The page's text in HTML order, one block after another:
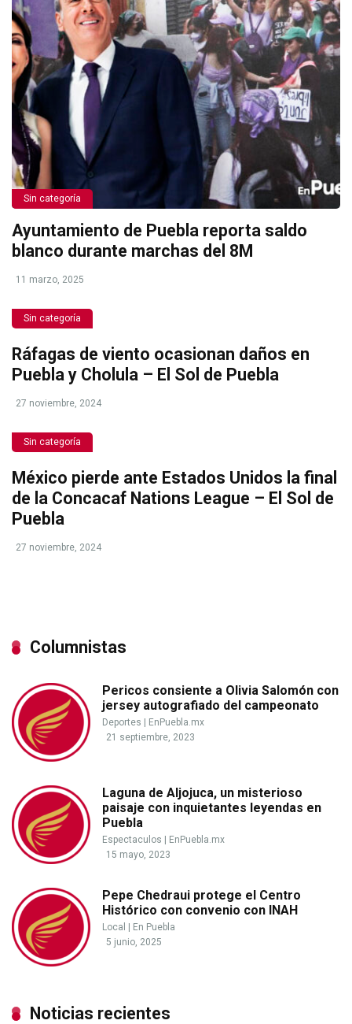
Sin categoría
Ayuntamiento de Puebla reporta saldo
blanco durante marchas del 8M
11 marzo, 2025
Sin categoría
Ráfagas de viento ocasionan daños en
Puebla y Cholula – El Sol de Puebla
27 noviembre, 2024
Sin categoría
México pierde ante Estados Unidos la final
de la Concacaf Nations League – El Sol de
Puebla
27 noviembre, 2024
Columnistas
Pericos consiente a Olivia Salomón con
jersey autografiado del campeonato
Deportes
EnPuebla.mx
21 septiembre, 2023
Laguna de Aljojuca, un misterioso
paisaje con inquietantes leyendas en
Puebla
Espectaculos
EnPuebla.mx
15 mayo, 2023
Pepe Chedraui protege el Centro
Histórico con convenio con INAH
Local
En Puebla
5 junio, 2025
Noticias recientes